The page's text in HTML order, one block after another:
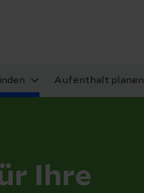
Aufenthalt planen
Ihre